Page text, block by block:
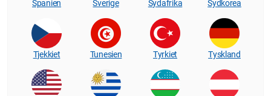
Spanien Sverige Sydafrika Sydkorea
Tjekkiet Tunesien Tyrkiet Tyskland